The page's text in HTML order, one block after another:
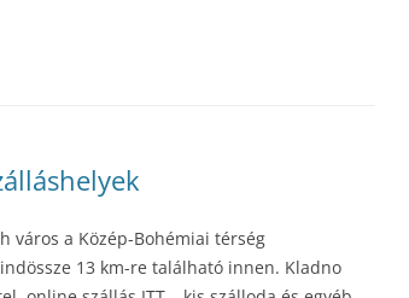
város a Közép-Bohémiai térség
13 km-re található innen. Kladno